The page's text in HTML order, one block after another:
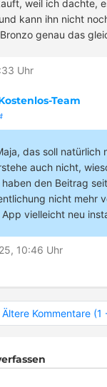
weil ich dachte,
kann ihn nicht
genau das
Uhr
Team
das soll natürlich
auch nicht,
haben den Beitrag seit
nicht mehr
App vielleicht neu
10:46 Uhr
Ältere Kommentare (1